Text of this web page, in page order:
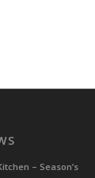
– Season’s